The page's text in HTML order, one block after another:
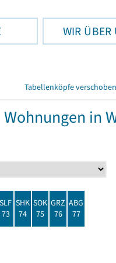
WIR ÜBER
Tabellenköpfe
in
SLF
73
SHK
74
SOK
75
GRZ
76
ABG
77